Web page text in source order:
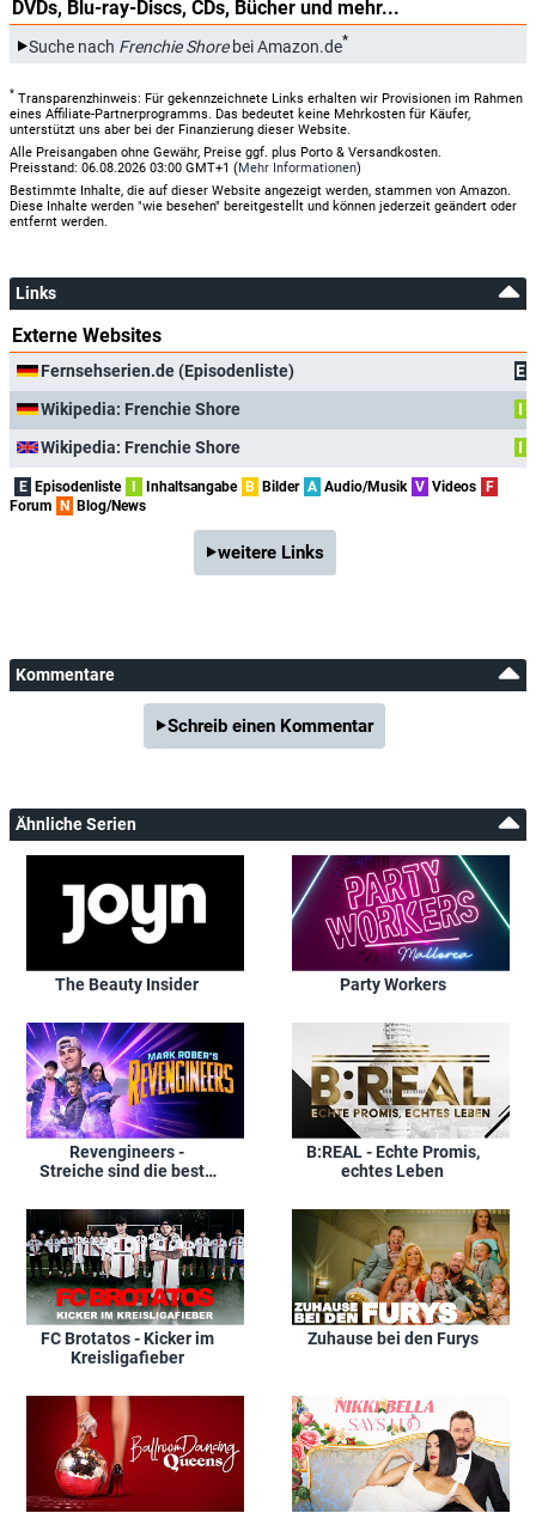
DVDs, Blu-ray-Discs, CDs, Bücher und mehr...
Suche nach Frenchie Shorebei Amazon.de*
* Transparenzhinweis: Für gekennzeichnete Links erhalten wir Provisionen im Rahmen
eines Affiliate-Partnerprogramms. Das bedeutet keine Mehrkosten für Käufer,
unterstützt uns aber bei der Finanzierung dieser Website.
Alle Preisangaben ohne Gewähr, Preise ggf. plus Porto & Versandkosten.
Preisstand: 06.08.2026 03:00 GMT+1 (Mehr Informationen)
Bestimmte Inhalte, die auf dieser Website angezeigt werden, stammen von Amazon.
Diese Inhalte werden "wie besehen" bereitgestellt und können jederzeit geändert oder
entfernt werden.
Links
Externe Websites
Fernsehserien.de (Episodenliste)
E
Wikipedia: Frenchie Shore
I
Wikipedia: Frenchie Shore
I
E Episodenliste I Inhaltsangabe B Bilder A Audio/Musik V Videos F
Forum N Blog/News
weitere Links
Kommentare
Schreib einen Kommentar
Ähnliche Serien
The Beauty Insider Party Workers
Revengineers -
Streiche sind die beste
B:REAL - Echte Promis,
echtes Leben
FC Brotatos - Kicker im
Kreisligafieber
Zuhause bei den Furys